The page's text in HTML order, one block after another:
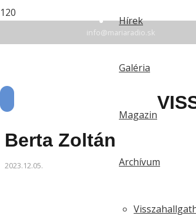
info@mariaradio.sk
Érsekújvár: FM 94,6 |
Hírek
Galéria
Magazin
Archívum
Berta Zoltán
2023.12.05.